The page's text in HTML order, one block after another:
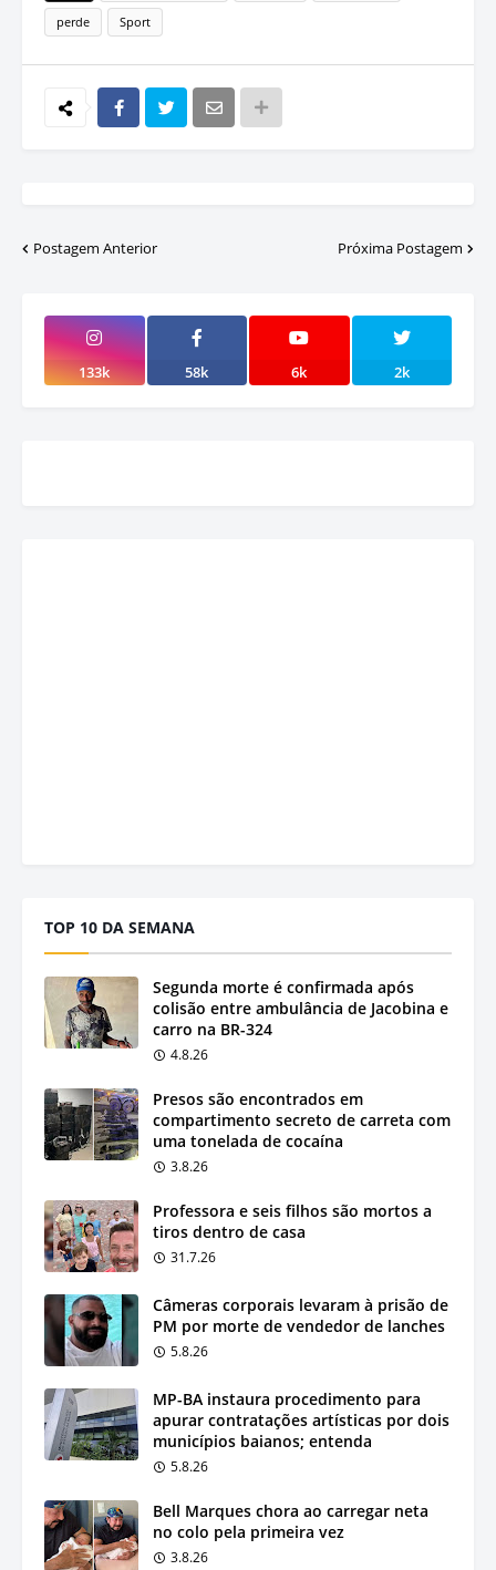
perde Sport
Postagem Anterior Próxima Postagem
133k 58k 6k 2k
TOP 10 DA SEMANA
Segunda morte é confirmada após
colisão entre ambulância de Jacobina e
carro na BR-324
4.8.26
Presos são encontrados em
compartimento secreto de carreta com
uma tonelada de cocaína
3.8.26
Professora e seis filhos são mortos a
tiros dentro de casa
31.7.26
Câmeras corporais levaram à prisão de
PM por morte de vendedor de lanches
5.8.26
MP-BA instaura procedimento para
apurar contratações artísticas por dois
municípios baianos; entenda
5.8.26
Bell Marques chora ao carregar neta
no colo pela primeira vez
3.8.26